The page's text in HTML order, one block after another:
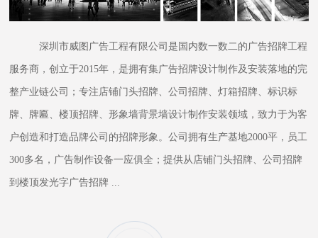
深圳市威图广告工程有限公司是国内数一数二的广告招牌工程
服务商，创立于2015年，是拥有集广告招牌设计制作及安装落地的完
整产业链公司；专注店铺门头招牌、公司招牌、灯箱招牌、标识标
牌、牌匾、楼顶招牌、形象墙背景墙设计制作安装领域，致力于为客
户创造和打造品牌公司的招牌形象。公司拥有生产基地2000平，员工
300多名，广告制作设备一应俱全；提供从店铺门头招牌、公司招牌
到楼顶发光字广告招牌